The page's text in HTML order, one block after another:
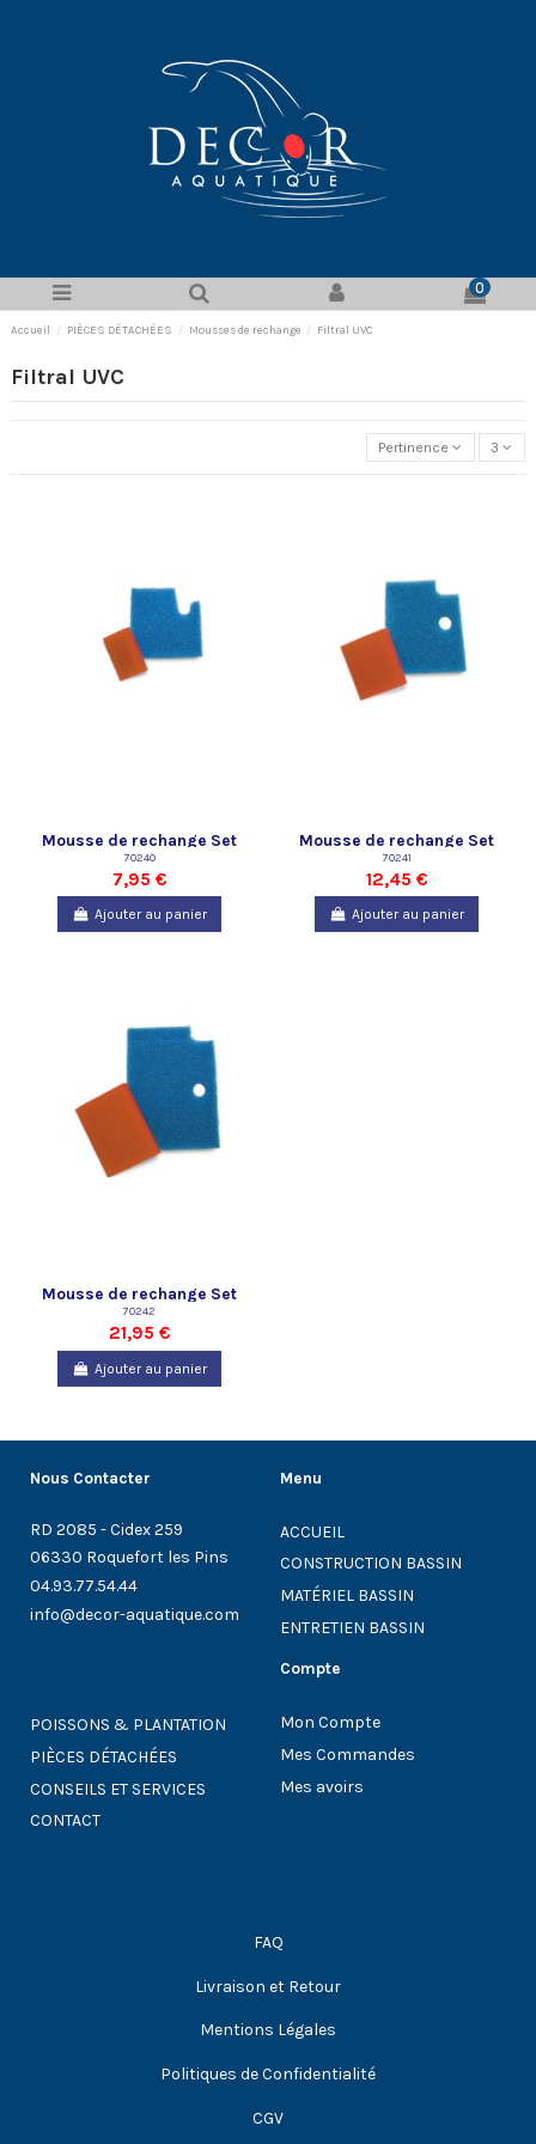
0
Accueil PIÈCES DÉTACHÉES Mousses de rechange Filtral UVC
Filtral UVC
Pertinence 3
Mousse de rechange Set
Pompe Filtral UVC 1500 Oase
70240
7,95 €
Ajouter au panier
Mousse de rechange Set
Pompe Filtral UVC 3000 Oase
70241
12,45 €
Ajouter au panier
Mousse de rechange Set
Pompe Filtral UVC 6000/9000
Oase
70242
21,95 €
Ajouter au panier
Nous Contacter
RD 2085 - Cidex 259
06330 Roquefort les Pins
04.93.77.54.44
info@decor-aquatique.com
Menu
ACCUEIL
CONSTRUCTION BASSIN
MATÉRIEL BASSIN
ENTRETIEN BASSIN
POISSONS & PLANTATION
PIÈCES DÉTACHÉES
CONSEILS ET SERVICES
CONTACT
Compte
Mon Compte
Mes Commandes
Mes avoirs
FAQ
Livraison et Retour
Mentions Légales
Politiques de Confidentialité
CGV